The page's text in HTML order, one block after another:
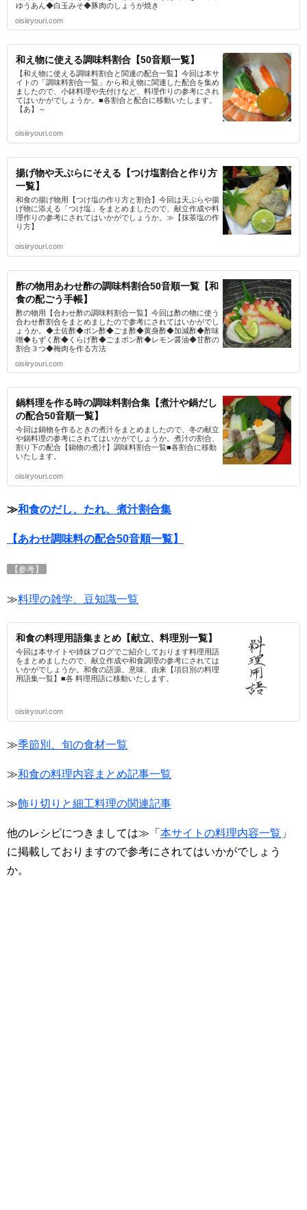
ゆうあん◆白玉みそ◆豚肉のしょうが焼き
oisiiryouri.com
和え物に使える調味料割合【50音順一覧】
【和え物に使える調味料割合と関連の配合一覧】今回は本サ
イトの「調味料割合一覧」から和え物に関連した配合を集め
ましたので、小鉢料理や先付けなど、料理作りの参考にされ
てはいかがでしょうか。■各割合と配合に移動いたします。
【あ】～
oisiiryouri.com
揚げ物や天ぷらにそえる【つけ塩割合と作り方
一覧】
和食の揚げ物用【つけ塩の作り方と割合】今回は天ぷらや揚
げ物に添える「つけ塩」をまとめましたので、献立作成や料
理作りの参考にされてはいかがでしょうか。≫【抹茶塩の作
り方】
oisiiryouri.com
酢の物用あわせ酢の調味料割合50音順一覧【和
食の配ごう手帳】
酢の物用【合わせ酢の調味料割合一覧】今回は酢の物に使う
合わせ酢割合をまとめましたので参考にされてはいかがでし
ょうか。◆土佐酢◆ポン酢◆ごま酢◆黄身酢◆加減酢◆酢味
噌◆もずく酢◆くらげ酢◆ごまポン酢◆レモン醤油◆甘酢の
割合３つ◆梅肉を作る方法
oisiiryouri.com
鍋料理を作る時の調味料割合集【煮汁や鍋だし
の配合50音順一覧】
今回は鍋物を作るときの煮汁をまとめましたので、冬の献立
や鍋料理の参考にされてはいかがでしょうか。煮汁の割合、
割り下の配合【鍋物の煮汁】調味料割合一覧■各割合に移動
いたします。
oisiiryouri.com
≫和食のだし、たれ、煮汁割合集
【あわせ調味料の配合50音順一覧】
【参考】
≫料理の雑学、豆知識一覧
和食の料理用語集まとめ【献立、料理別一覧】
今回は本サイトや姉妹ブログでご紹介しております料理用語
をまとめましたので、献立作成や和食調理の参考にされては
いかがでしょうか。和食の語源、意味、由来【項目別の料理
用語集一覧】■各 料理用語に移動いたします。
oisiiryouri.com
≫季節別、旬の食材一覧
≫和食の料理内容まとめ記事一覧
≫飾り切りと細工料理の関連記事
他のレシピにつきましては≫「 本サイトの料理内容一覧 」
に掲載しておりますので参考にされてはいかがでしょう
か。